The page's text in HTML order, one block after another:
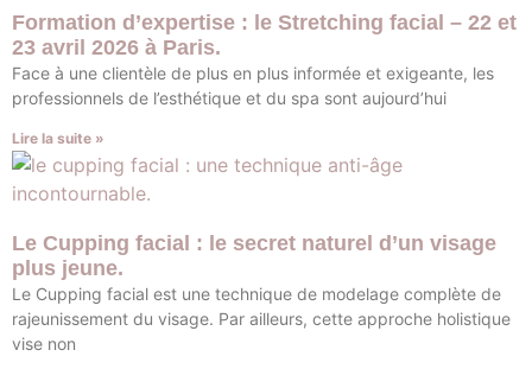
Formation d’expertise : le Stretching facial – 22 et
23 avril 2026 à Paris.
Face à une clientèle de plus en plus informée et exigeante, les
professionnels de l’esthétique et du spa sont aujourd’hui
Lire la suite »
Le Cupping facial : le secret naturel d’un visage
plus jeune.
Le Cupping facial est une technique de modelage complète de
rajeunissement du visage. Par ailleurs, cette approche holistique
vise non